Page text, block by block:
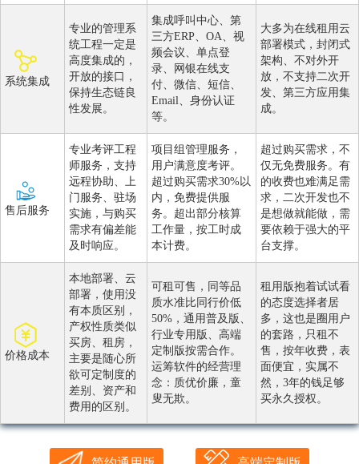
系统集成
专业的管理系
统工程一定是
高度集成的，
开放的接口，
保持生态链良
性发展。
集成呼叫中心、第
三方ERP、OA、视
频会议、单点登
录、网银在线支
付、微信、短信、
Email、身份认证
等。
大多为在线租用云
部署模式，封闭式
架构、不对外开
放，不支持二次开
发、第三方应用集
成。
售后服务
专业考评工程
师服务，支持
远程协助、上
门服务、驻场
实施，与购买
需求有偏差能
及时响应。
项目组管理服务，
用户满意度考评。
超过购买需求30%以
内，免费提供服
务。超出部分核算
工作量，按工时成
本计费。
超过购买需求，不
仅无免费服务。有
的收费也难满足需
求，二次开发也不
是想做就能做，需
要依赖于强大的平
台支撑。
价格成本
本地部署、云
部署，使用没
有本质区别，
产权性质类似
买房、租房，
主要是随心所
欲可定制度的
差别、资产和
费用的区别。
可租可售，同等品
质水准比同行价低
50%，通用普及版、
行业专用版、高端
定制版按需合作。
运筹软件的经营理
念：质优价廉，童
叟无欺。
租用版抱着试试看
的态度选择者居
多，这也是圈用户
的套路，只租不
售，按年收费，表
面便宜，实属不
然，3年的钱足够
买永久授权。